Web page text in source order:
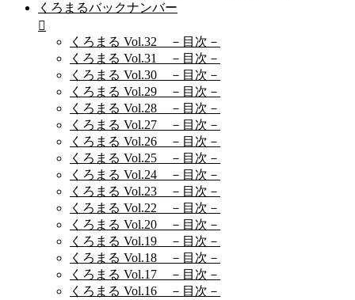
くろまるバックナンバー
くろまる Vol.32 －目次－
くろまる Vol.31 －目次－
くろまる Vol.30 －目次－
くろまる Vol.29 －目次－
くろまる Vol.28 －目次－
くろまる Vol.27 －目次－
くろまる Vol.26 －目次－
くろまる Vol.25 －目次－
くろまる Vol.24 －目次－
くろまる Vol.23 －目次－
くろまる Vol.22 －目次－
くろまる Vol.20 －目次－
くろまる Vol.19 －目次－
くろまる Vol.18 －目次－
くろまる Vol.17 －目次－
くろまる Vol.16 －目次－